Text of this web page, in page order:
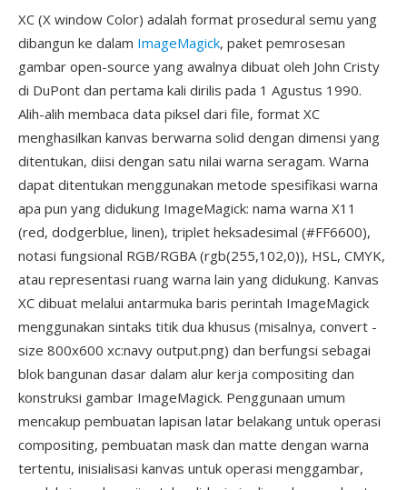
XC (X window Color) adalah format prosedural semu yang
dibangun ke dalam ImageMagick, paket pemrosesan
gambar open-source yang awalnya dibuat oleh John Cristy
di DuPont dan pertama kali dirilis pada 1 Agustus 1990.
Alih-alih membaca data piksel dari file, format XC
menghasilkan kanvas berwarna solid dengan dimensi yang
ditentukan, diisi dengan satu nilai warna seragam. Warna
dapat ditentukan menggunakan metode spesifikasi warna
apa pun yang didukung ImageMagick: nama warna X11
(red, dodgerblue, linen), triplet heksadesimal (#FF6600),
notasi fungsional RGB/RGBA (rgb(255,102,0)), HSL, CMYK,
atau representasi ruang warna lain yang didukung. Kanvas
XC dibuat melalui antarmuka baris perintah ImageMagick
menggunakan sintaks titik dua khusus (misalnya, convert -
size 800x600 xc:navy output.png) dan berfungsi sebagai
blok bangunan dasar dalam alur kerja compositing dan
konstruksi gambar ImageMagick. Penggunaan umum
mencakup pembuatan lapisan latar belakang untuk operasi
compositing, pembuatan mask dan matte dengan warna
tertentu, inisialisasi kanvas untuk operasi menggambar,